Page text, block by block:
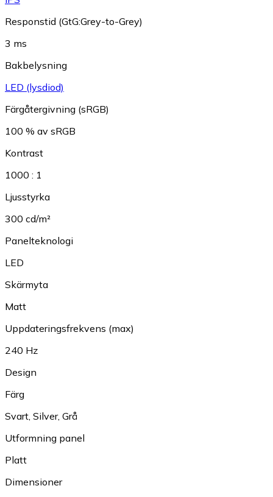
Responstid (GtG:Grey-to-Grey)
3 ms
Bakbelysning
LED (lysdiod)
Färgåtergivning (sRGB)
100 % av sRGB
Kontrast
1000 : 1
Ljusstyrka
300 cd/m²
Panelteknologi
LED
Skärmyta
Matt
Uppdateringsfrekvens (max)
240 Hz
Design
Färg
Svart, Silver, Grå
Utformning panel
Platt
Dimensioner